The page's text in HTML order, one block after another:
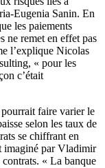
Eugenia Sanin. En
les paiements
ne remet en effet pas
l’explique Nicolas
« pour les
c’était
faire varier le
selon les taux de
se chiffrant en
imaginé par Vladimir
« La banque